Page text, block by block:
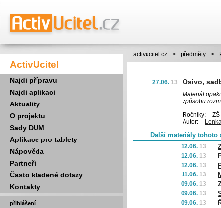
ActivUcitel
Najdi přípravu
Najdi aplikaci
Aktuality
O projektu
Sady DUM
Aplikace pro tablety
Nápověda
Partneři
Často kladené dotazy
Kontakty
přihlášení
activucitel.cz > předměty >
27.06. 13 Osivo,
Materiál
způsobu
Ročníky:
ZŠ
Autor:
Další materiály tohoto
12.06. 13
12.06. 13
12.06. 13
11.06. 13
09.06. 13
09.06. 13
09.06. 13